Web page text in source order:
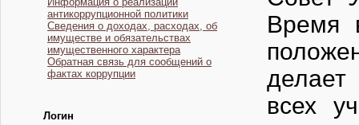
антикоррупционной политики
Сведения о доходах, расходах, об
имуществе и обязательствах
имущественного характера
Обратная связь для сообщений о
фактах коррупции
Логин
Время
делает
всех